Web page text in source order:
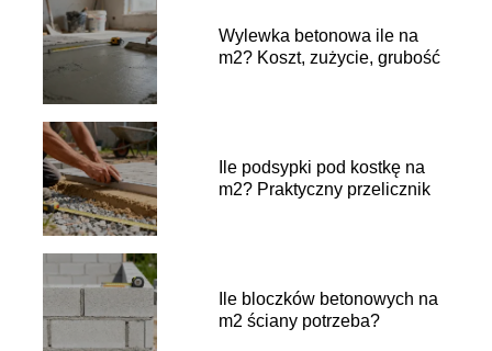
Wylewka betonowa ile na
m2? Koszt, zużycie, grubość
Ile podsypki pod kostkę na
m2? Praktyczny przelicznik
Ile bloczków betonowych na
m2 ściany potrzeba?